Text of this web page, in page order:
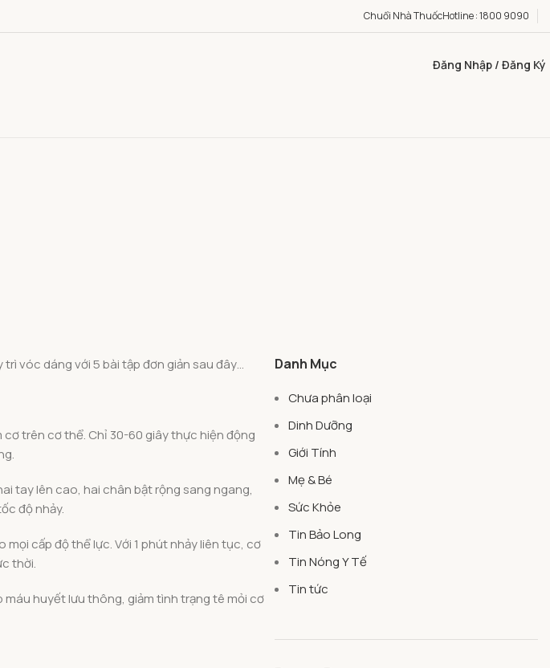
Chuổi Nhà ThuốcHotline : 1800 9090
Đăng Nhập / Đăng Ký
vóc dáng với 5 bài tập đơn giản sau đây…
trên cơ thể. Chỉ 30-60 giây thực hiện động
tay lên cao, hai chân bật rộng sang ngang,
độ nhảy.
cấp độ thể lực. Với 1 phút nhảy liên tục, cơ
thời.
huyết lưu thông, giảm tình trạng tê mỏi cơ
Danh Mục
Chưa phân loại
Dinh Dưỡng
Giới Tính
Mẹ & Bé
Sức Khỏe
Tin Bảo Long
Tin Nóng Y Tế
Tin tức